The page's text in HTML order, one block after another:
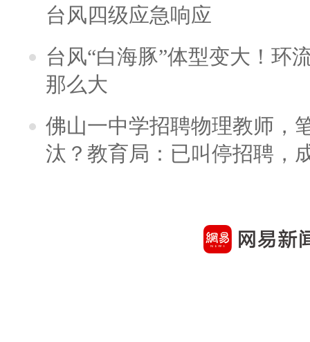
台风四级应急响应
台风“白海豚”体型变大！环
那么大
佛山一中学招聘物理教师，
汰？教育局：已叫停招聘，